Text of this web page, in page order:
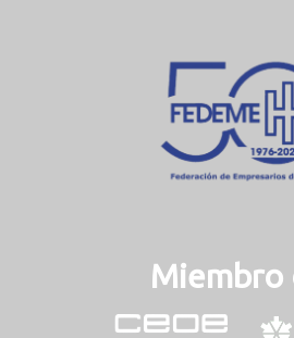
Miembro